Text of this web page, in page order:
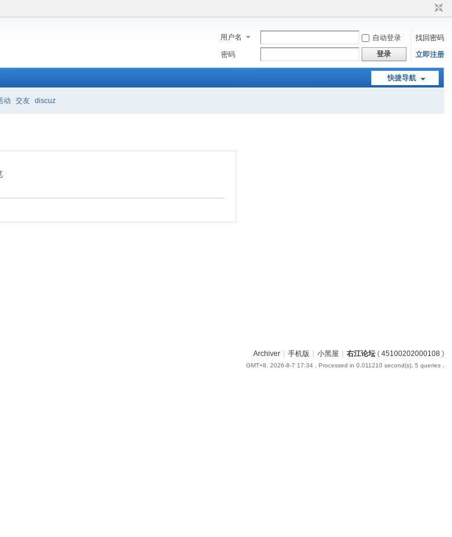
用户名 自动登录
找回密码
密码
登录 立即注册
快捷导航
动 交友 discuz
Archiver 手机版 小黑屋 右江论坛( 45100202000108)
GMT+8, 2026-8-7 17:34, Processed in 0.011210 second(s), 5 queries .